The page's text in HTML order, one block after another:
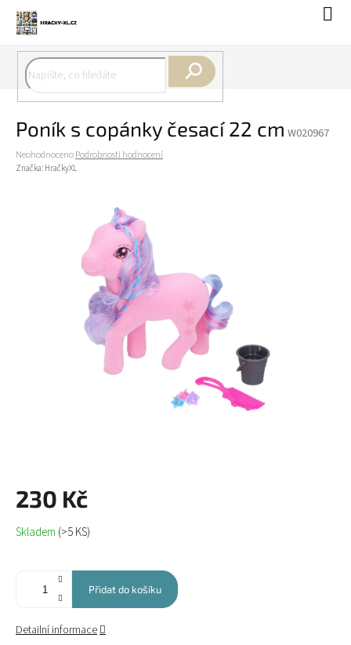
obsah
Poník s copánky česací 22 cm W020967
Průměrné
hodnocení
NeohodnocenoPodrobnosti hodnocení
Značka: HračkyXL
230 Kč
Měrná
cena:
Skladem (>5 KS)
Přidat do košíku
Detailní informace